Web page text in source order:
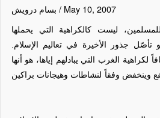
بسام درويش / May 10, 2007
ليست كالكراهية التي يحملها
جذور الأخيرة في تعاليم الإسلام.
لكراهية الغرب التي يبادلهم إياها، هو أنها
وينخفض وفقاً لنشاطات وهيجانات براكين